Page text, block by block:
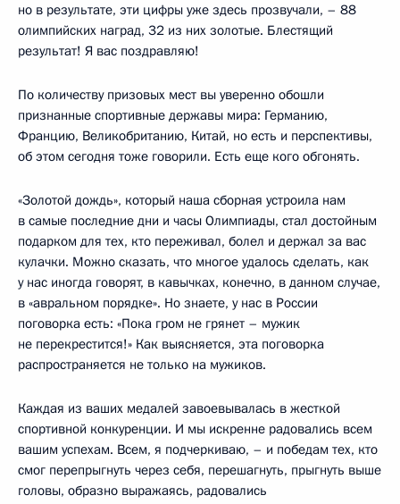
но в результате, эти цифры уже здесь прозвучали, – 88
олимпийских наград, 32 из них золотые. Блестящий
результат! Я вас поздравляю!
По количеству призовых мест вы уверенно обошли
признанные спортивные державы мира: Германию,
Францию, Великобританию, Китай, но есть и перспективы,
об этом сегодня тоже говорили. Есть еще кого обгонять.
«Золотой дождь», который наша сборная устроила нам
в самые последние дни и часы Олимпиады, стал достойным
подарком для тех, кто переживал, болел и держал за вас
кулачки. Можно сказать, что многое удалось сделать, как
у нас иногда говорят, в кавычках, конечно, в данном случае,
в «авральном порядке». Но знаете, у нас в России
поговорка есть: «Пока гром не грянет – мужик
не перекрестится!» Как выясняется, эта поговорка
распространяется не только на мужиков.
Каждая из ваших медалей завоевывалась в жесткой
спортивной конкуренции. И мы искренне радовались всем
вашим успехам. Всем, я подчеркиваю, – и победам тех, кто
смог перепрыгнуть через себя, перешагнуть, прыгнуть выше
головы, образно выражаясь, радовались